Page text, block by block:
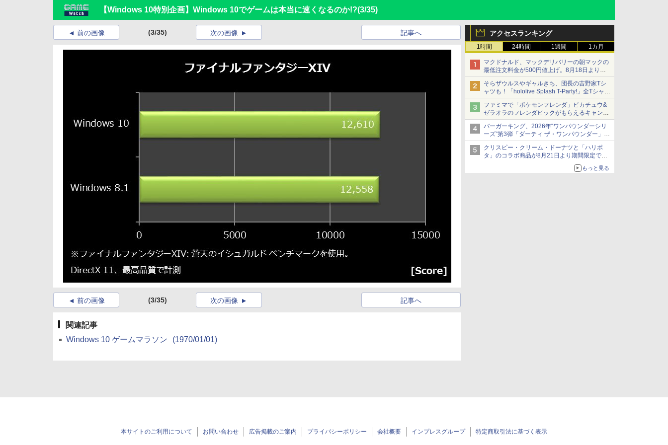
【Windows 10特別企画】Windows 10でゲームは本当に速くなるのか!?(3/35)
アクセスランキング
1時間 24時間 1週間 1カ月
マクドナルド、マックデリバリーの朝マックの
最低注文料金が500円値上げ。8月18日より
1,500円から受付
そらザウルスやギャルきち、団長の吉野家Tシ
ャツも！「hololive Splash T-Party!」全Tシャツ
ラインナップ公開＆オンライン販売開始
ファミマで「ポケモンフレンダ」ピカチュウ&
ゼラオラのフレンダピックがもらえるキャンペ
ーン開催！
バーガーキング、2026年“ワンパウンダーシリ
ーズ”第3弾「ダーティ ザ・ワンパウンダー」を
8月7日発売
「特製ガーリックマヨソース」を使用した超大
型チーズバーガー
クリスピー・クリーム・ドーナツと「ハリポ
タ」のコラボ商品が8月21日より期間限定で発
組分け帽子ドーナツなど見た目も楽しい商品が
もっと見る
前の画像 (3/35) 記事へ
次の画像
前の画像 (3/35) 記事へ
次の画像
関連記事
Windows 10 ゲームマラソン
(1970/01/01)
本サイトのご利用について お問い合わせ 広告掲載のご案内 プライバシーポリシー 会社概要 インプレスグループ 特定商取引法に基づく表示